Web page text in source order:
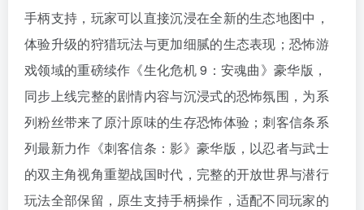
手柄支持，玩家可以直接沉浸在全新的生态地图中，
体验升级的狩猎玩法与更加细腻的生态表现；恐怖游
戏领域的重磅续作《生化危机 9：安魂曲》豪华版，
同步上线完整的剧情内容与沉浸式的恐怖氛围，为系
列粉丝带来了原汁原味的生存恐怖体验；刺客信条系
列最新力作《刺客信条：影》豪华版，以忍者与武士
的双主角视角重塑战国时代，完整的开放世界与潜行
玩法全部保留，原生支持手柄操作，适配不同玩家的